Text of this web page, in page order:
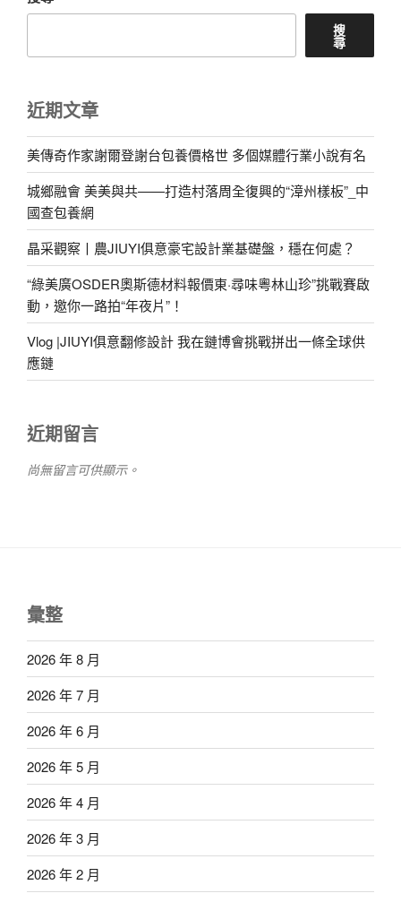
搜
尋
近期文章
美傳奇作家謝爾登謝台包養價格世 多個媒體行業小說有名
城鄉融會 美美與共——打造村落周全復興的“漳州樣板”_中
國查包養網
晶采觀察丨農JIUYI俱意豪宅設計業基礎盤，穩在何處？
“綠美廣OSDER奧斯德材料報價東·尋味粵林山珍”挑戰賽啟
動，邀你一路拍“年夜片”！
Vlog |JIUYI俱意翻修設計 我在鏈博會挑戰拼出一條全球供
應鏈
近期留言
尚無留言可供顯示。
彙整
2026 年 8 月
2026 年 7 月
2026 年 6 月
2026 年 5 月
2026 年 4 月
2026 年 3 月
2026 年 2 月